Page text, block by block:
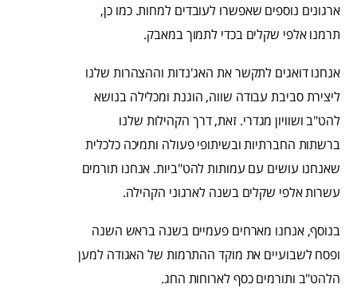
ארגונים נוספים שאפשרו לעובדים למחות. כמו כן,
תרמנו אלפי שקלים בכדי לתמוך במאבק.
אנחנו דואגים לתקשר את האג'נדות וההצהרות שלנו
ליצירת סביבת עבודה שווה, הוגנת ומכלילה בנושא
להט"ב ושוויון מגדרי. זאת, דרך הקהילות שלנו
ברשתות החברתיות ובשיתופי פעולה ותמיכה כלכלית
שאנחנו עושים עם עמותות להט"ביות. אנחנו תורמים
עשרות אלפי שקלים בשנה לארגוני הקהילה.
בנוסף, אנחנו מארחים פעמיים בשנה בראש השנה
ופסח לשבועיים את מוקד ההתרמות של האגודה למען
הלהט"ב ותורמים כסף לארוחות החג.